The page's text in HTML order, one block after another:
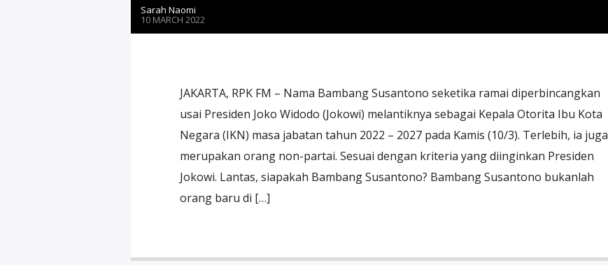
Sarah Naomi
10 MARCH 2022
JAKARTA, RPK FM – Nama Bambang Susantono seketika ramai diperbincangkan
usai Presiden Joko Widodo (Jokowi) melantiknya sebagai Kepala Otorita Ibu Kota
Negara (IKN) masa jabatan tahun 2022 – 2027 pada Kamis (10/3). Terlebih, ia juga
merupakan orang non-partai. Sesuai dengan kriteria yang diinginkan Presiden
Jokowi. Lantas, siapakah Bambang Susantono? Bambang Susantono bukanlah
orang baru di […]